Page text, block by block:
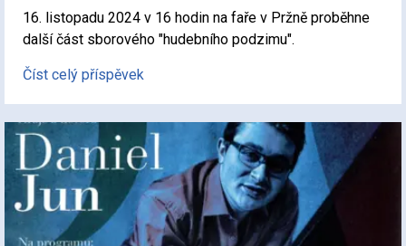
16. listopadu 2024 v 16 hodin na faře v Pržně proběhne
další část sborového "hudebního podzimu".
Číst celý příspěvek